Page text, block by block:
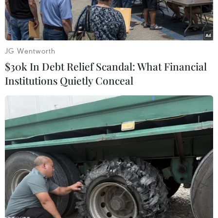
Đẩy mạnh truyền thông, nâng cao nhận thức cho người dân về
phòng chống mua bán người.
Tại Quyết định số 193/QĐ-TTg, Thủ tướng Chính
phủ Nguyễn Xuân Phúc vừa phê duyệt Chương
trình phòng, chống mua bán người giai đoạn
JG Wentworth
$30k In Debt Relief Scandal: What Financial
Institutions Quietly Conceal